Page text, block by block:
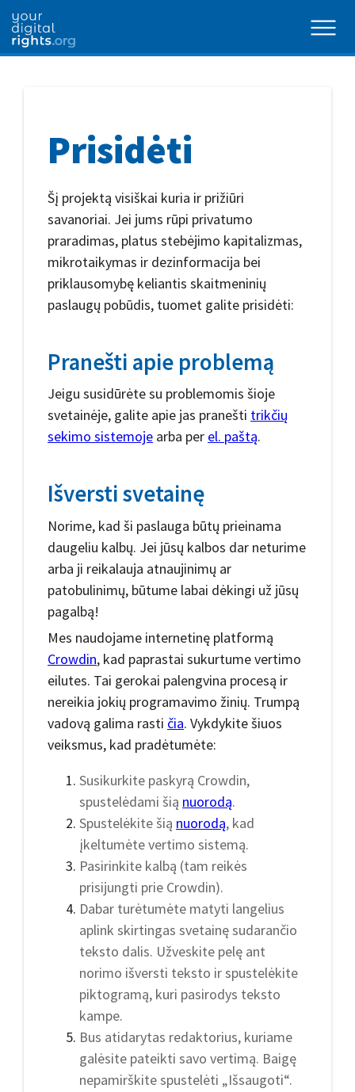
Prisidėti
Šį projektą visiškai kuria ir prižiūri
savanoriai. Jei jums rūpi privatumo
praradimas, platus stebėjimo kapitalizmas,
mikrotaikymas ir dezinformacija bei
priklausomybę keliantis skaitmeninių
paslaugų pobūdis, tuomet galite prisidėti:
Pranešti apie problemą
Jeigu susidūrėte su problemomis šioje
svetainėje, galite apie jas pranešti trikčių
sekimo sistemoje arba per el. paštą.
Išversti svetainę
Norime, kad ši paslauga būtų prieinama
daugeliu kalbų. Jei jūsų kalbos dar neturime
arba ji reikalauja atnaujinimų ar
patobulinimų, būtume labai dėkingi už jūsų
pagalbą!
Mes naudojame internetinę platformą
Crowdin, kad paprastai sukurtume vertimo
eilutes. Tai gerokai palengvina procesą ir
nereikia jokių programavimo žinių. Trumpą
vadovą galima rasti čia. Vykdykite šiuos
veiksmus, kad pradėtumėte:
Susikurkite paskyrą Crowdin,
spustelėdami šią nuorodą.
Spustelėkite šią nuorodą, kad
įkeltumėte vertimo sistemą.
Pasirinkite kalbą (tam reikės
prisijungti prie Crowdin).
Dabar turėtumėte matyti langelius
aplink skirtingas svetainę sudarančio
teksto dalis. Užveskite pelę ant
norimo išversti teksto ir spustelėkite
piktogramą, kuri pasirodys teksto
kampe.
Bus atidarytas redaktorius, kuriame
galėsite pateikti savo vertimą. Baigę
nepamirškite spustelėti „Išsaugoti“.